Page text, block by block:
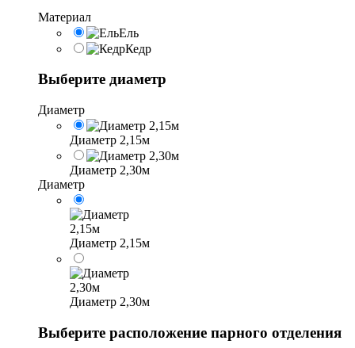
Материал
Ель
Кедр
Выберите диаметр
Диаметр
Диаметр 2,15м
Диаметр 2,30м
Диаметр
Диаметр 2,15м
Диаметр 2,30м
Выберите расположение парного отделения